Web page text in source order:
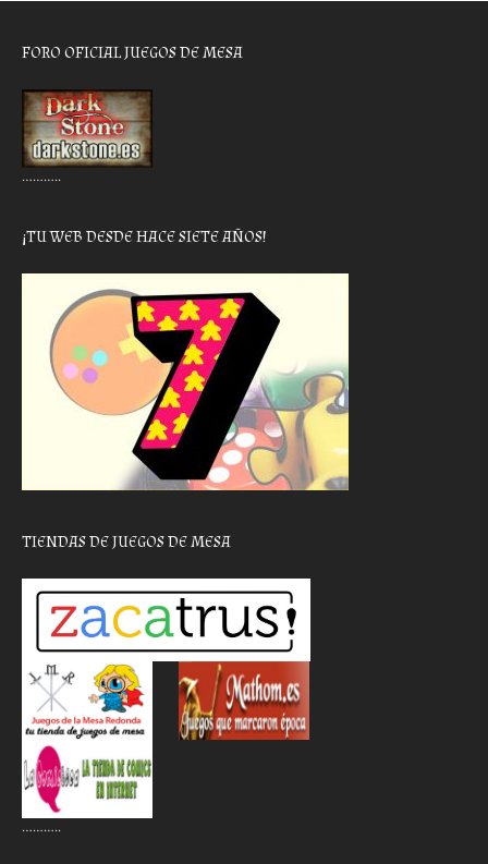
FORO OFICIAL JUEGOS DE MESA
………..
¡TU WEB DESDE HACE SIETE AÑOS!
TIENDAS DE JUEGOS DE MESA
………..